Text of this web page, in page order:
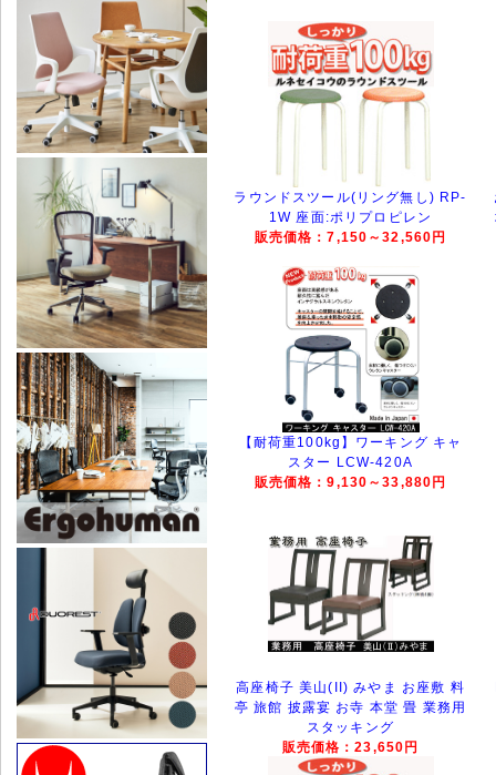
ラウンドスツール(リング無し) RP-
1W 座面:ポリプロピレン
販売価格：7,150～32,560円
【耐荷重100kg】ワーキング キャ
スター LCW-420A
販売価格：9,130～33,880円
高座椅子 美山(II) みやま お座敷 料
亭 旅館 披露宴 お寺 本堂 畳 業務用
スタッキング
販売価格：23,650円